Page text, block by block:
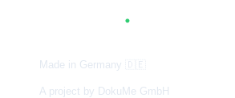
.
Made in Germany 🇩🇪
A project by DokuMe GmbH